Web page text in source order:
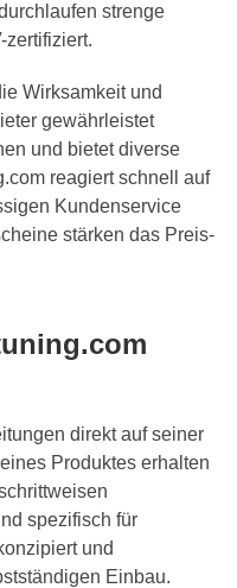
strenge
zertifiziert.
Wirksamkeit und
gewährleistet
und bietet diverse
reagiert schnell auf
Kundenservice
stärken das Preis-
direkt auf seiner
Produktes erhalten
spezifisch für
und
Einbau.